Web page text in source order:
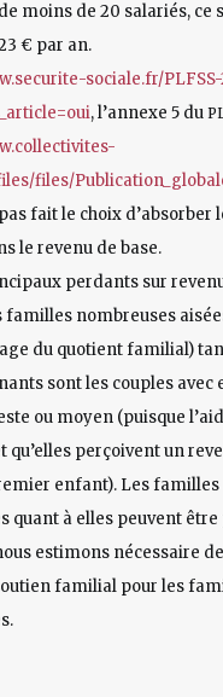
moins de 20 salariés, ce
€ par an.
sociale.fr/PLFSS-
, l’annexe 5 du
files/
fait le choix d’absorber
le revenu de base.
perdants sur
familles nombreuses
du quotient familial)
sont les couples avec
ou moyen (puisque
perçoivent un
enfant). Les familles
quant à elles peuvent
estimons nécessaire
familial pour les